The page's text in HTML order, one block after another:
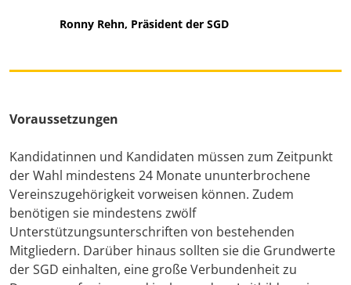
Ronny Rehn, Präsident der SGD
Voraussetzungen
Kandidatinnen und Kandidaten müssen zum Zeitpunkt
der Wahl mindestens 24 Monate ununterbrochene
Vereinszugehörigkeit vorweisen können. Zudem
benötigen sie mindestens zwölf
Unterstützungsunterschriften von bestehenden
Mitgliedern. Darüber hinaus sollten sie die Grundwerte
der SGD einhalten, eine große Verbundenheit zu